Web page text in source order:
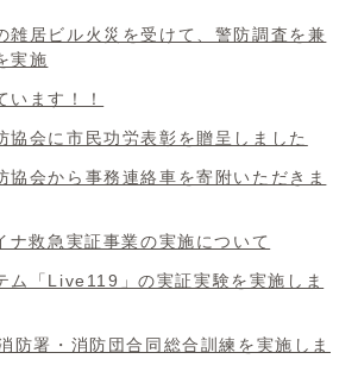
雑居ビル火災を受けて、警防調査を兼
実施
います！！
協会に市民功労表彰を贈呈しました
協会から事務連絡車を寄附いただきま
ナ救急実証事業の実施について
ム「Live119」の実証実験を実施しま
防署・消防団合同総合訓練を実施しま